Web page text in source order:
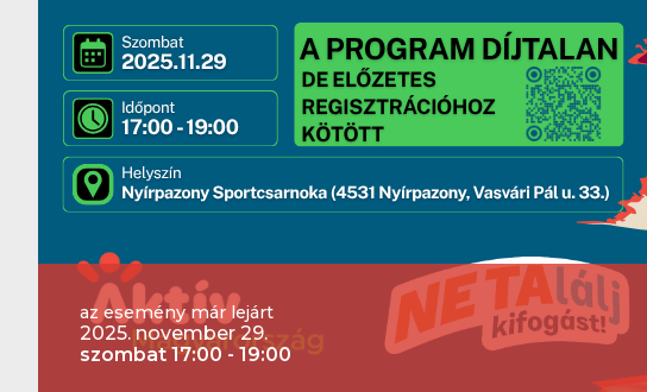
az esemény már lejárt
2025. november 29.
szombat 17:00 - 19:00